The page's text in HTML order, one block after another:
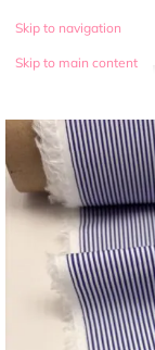
Skip to navigation
Skip to main content